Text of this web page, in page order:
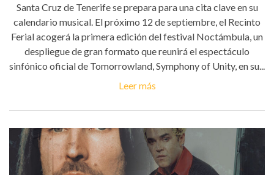
Santa Cruz de Tenerife se prepara para una cita clave en su
calendario musical. El próximo 12 de septiembre, el Recinto
Ferial acogerá la primera edición del festival Noctámbula, un
despliegue de gran formato que reunirá el espectáculo
sinfónico oficial de Tomorrowland, Symphony of Unity, en su...
Leer más